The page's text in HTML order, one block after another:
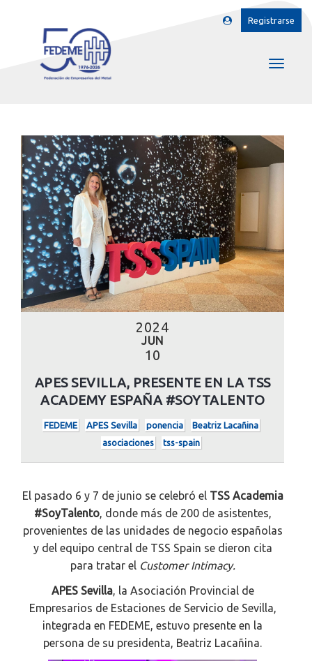
Registrarse
2024
JUN
10
APES SEVILLA, PRESENTE EN LA TSS
ACADEMY ESPAÑA #SOYTALENTO
FEDEME APES Sevilla ponencia
Beatriz Lacañina
asociaciones
tss-spain
El pasado 6 y 7 de junio se celebró el TSS Academia
#SoyTalento, donde más de 200 de asistentes,
provenientes de las unidades de negocio españolas
y del equipo central de TSS Spain se dieron cita
para tratar el Customer Intimacy.
APES Sevilla, la Asociación Provincial de
Empresarios de Estaciones de Servicio de Sevilla,
integrada en FEDEME, estuvo presente en la
persona de su presidenta, Beatriz Lacañina.